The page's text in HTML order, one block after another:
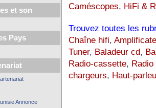
et son
Pays
Annonce
Caméscopes, HiFi &
Trouvez toutes les
Chaîne hifi,
Tuner, Baladeur cd,
Radio-cassette, Radio
chargeurs, Haut-